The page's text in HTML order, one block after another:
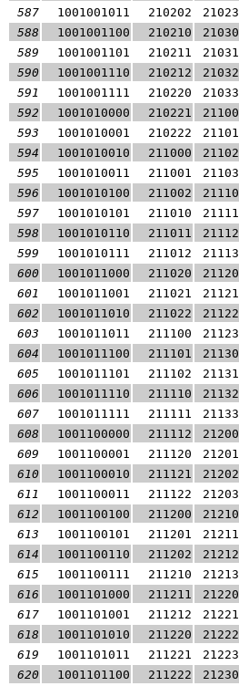
587
1001001011 210202 21023
588
1001001100 210210 21030
589
1001001101 210211 21031
590
1001001110 210212 21032
591
1001001111 210220 21033
592
1001010000 210221 21100
593
1001010001 210222 21101
594
1001010010 211000 21102
595
1001010011 211001 21103
596
1001010100 211002 21110
597
1001010101 211010 21111
598
1001010110 211011 21112
599
1001010111 211012 21113
600
1001011000 211020 21120
601
1001011001 211021 21121
602
1001011010 211022 21122
603
1001011011 211100 21123
604
1001011100 211101 21130
605
1001011101 211102 21131
606
1001011110 211110 21132
607
1001011111 211111 21133
608
1001100000 211112 21200
609
1001100001 211120 21201
610
1001100010 211121 21202
611
1001100011 211122 21203
612
1001100100 211200 21210
613
1001100101 211201 21211
614
1001100110 211202 21212
615
1001100111 211210 21213
616
1001101000 211211 21220
617
1001101001 211212 21221
618
1001101010 211220 21222
619
1001101011 211221 21223
620
1001101100 211222 21230